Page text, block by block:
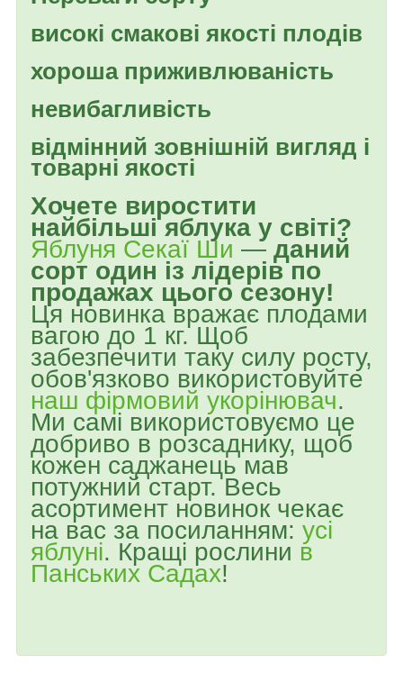
високі смакові якості плодів
хороша приживлюваність
невибагливість
відмінний зовнішній вигляд і
товарні якості
Хочете виростити
найбільші яблука у світі?
Яблуня Секаї Ши — даний
сорт один із лідерів по
продажах цього сезону!
Ця новинка вражає плодами
вагою до 1 кг. Щоб
забезпечити таку силу росту,
обов'язково використовуйте
наш фірмовий укорінювач.
Ми самі використовуємо це
добриво в розсаднику, щоб
кожен саджанець мав
потужний старт. Весь
асортимент новинок чекає
на вас за посиланням: усі
яблуні. Кращі рослини в
Панських Садах!